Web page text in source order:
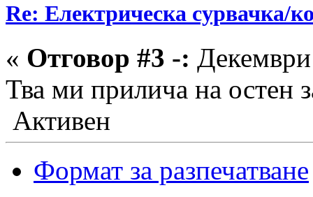
Re: Електрическа сурвачка/
« Отговор #3 -:
Тва ми прилича на
Активен
Формат за разпечатване